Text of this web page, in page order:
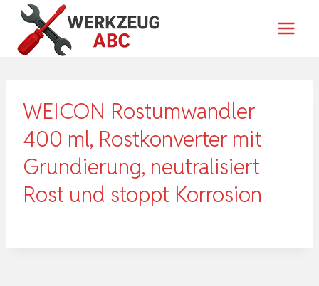
Zum
Inhalt
springen
WEICON Rostumwandler
400 ml, Rostkonverter mit
Grundierung, neutralisiert
Rost und stoppt Korrosion